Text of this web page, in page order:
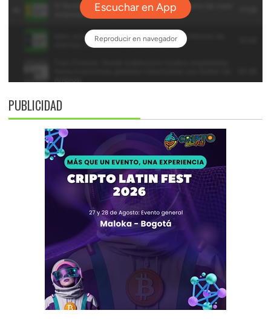
PUBLICIDAD